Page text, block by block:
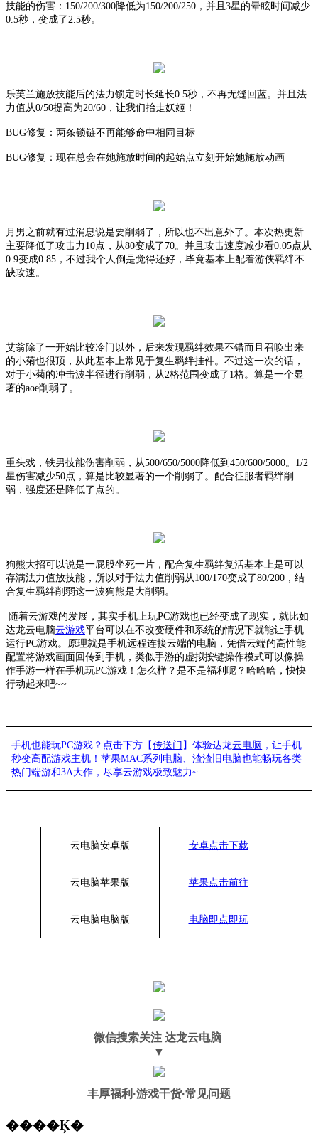
技能的伤害： 150/200/300降低为150/200/250 ，并且 3星的晕眩时间减少
0.5秒，变成了 2.5秒。
乐芙兰施放技能后的法力锁定时长延长0.5秒，不再无缝回蓝。并且 法
力值 从0/50提高为20/60 ，让我们抬走妖姬！
BUG修复：两条锁链不再能够命中相同目标
BUG修复：现在总会在她施放时间的起始点立刻开始她施放动画
月男之前就有过消息说是要削弱了，所以也不出意外了。本次热更新
主要降低了攻击力 10点，从80变成了 70。并且 攻击速度减少看0.05点从
0.9变成0.85 ，不过我个人倒是觉得还好，毕竟基本上配着游侠羁绊不
缺攻速。
艾翁 除了一开始比较冷门以外，后来发现羁绊效果不错而且召唤出来
的小菊也很顶，从此基本上常见于复生羁绊挂件。不过这一次的话，
对于小菊的冲击波半径进行削弱，从 2格范围变成了 1格。算是一个显
著的aoe削弱了。
重头戏，铁男技能伤害削弱，从500/650/5000降低到 450/600/5000。 1/2
星伤害减少50点，算是比较显著的一个削弱了。配合征服者羁绊削
弱，强度还是降低了点的。
狗熊大招可以说是一屁股坐死一片，配合复生羁绊复活基本上是可以
存满法力值放技能，所以对于法力值削弱从 100/170变成了80/200 ，结
合复生羁绊削弱这一波狗熊是大削弱。
随着云游戏的发展，其实手机上玩PC游戏也已经变成了现实，就比如
达龙云电脑云游戏平台可以在不改变硬件和系统的情况下就能让手机
运行PC游戏。原理就是手机远程连接云端的电脑，凭借云端的高性能
配置将游戏画面回传到手机，类似手游的虚拟按键操作模式可以像操
作手游一样在手机玩PC游戏！怎么样？是不是福利呢？哈哈哈，快快
行动起来吧~~
手机也能玩PC游戏？点击下方【传送门 】体验达龙云电脑 ，让手机
秒变高配游戏主机 ！苹果MAC系列电脑、渣渣旧电脑也能畅玩各类
热门端游和3A大作， 尽享云游戏极致魅力~
云电脑安卓版 安卓点击下载
云电脑苹果版 苹果点击前往
云电脑电脑版 电脑即点即玩
微信搜索关注 达龙云电脑
▼
丰厚福利 ·游戏干货·常见问题
����Ķ�